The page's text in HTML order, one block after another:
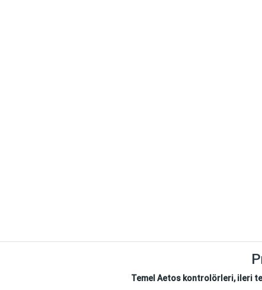
Temel Aetos kontrolörleri, ileri